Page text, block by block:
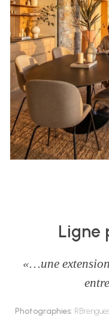
Ligne
«…une
Photographies: